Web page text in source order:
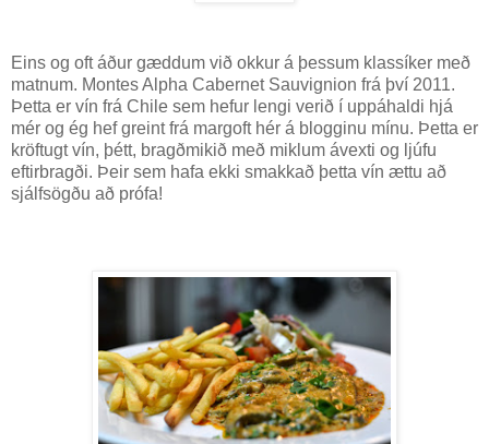
Eins og oft áður gæddum við okkur á þessum klassíker með
matnum. Montes Alpha Cabernet Sauvignion frá því 2011.
Þetta er vín frá Chile sem hefur lengi verið í uppáhaldi hjá
mér og ég hef greint frá margoft hér á blogginu mínu. Þetta er
kröftugt vín, þétt, bragðmikið með miklum ávexti og ljúfu
eftirbragði. Þeir sem hafa ekki smakkað þetta vín ættu að
sjálfsögðu að prófa!